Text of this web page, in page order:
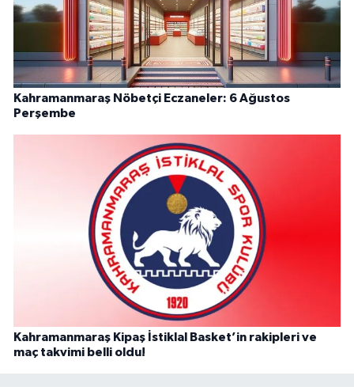
Kahramanmaraş Nöbetçi Eczaneler: 6 Ağustos
Perşembe
Kahramanmaraş Kipaş İstiklal Basket’in rakipleri ve
maç takvimi belli oldu!